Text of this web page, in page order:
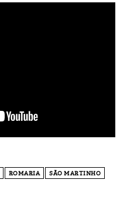
ROMARIA SÃO MARTINHO